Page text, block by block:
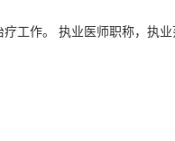
工作。 执业医师职称，执业